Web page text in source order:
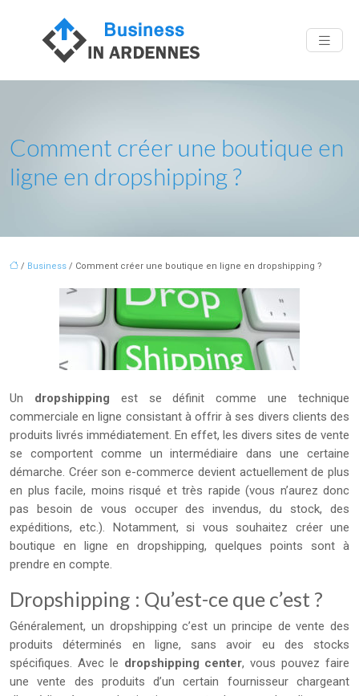
Comment créer une boutique en
ligne en dropshipping ?
/ Business / Comment créer une boutique en ligne en dropshipping ?
Un dropshipping est se définit comme une technique
commerciale en ligne consistant à offrir à ses divers clients des
produits livrés immédiatement. En effet, les divers sites de vente
se comportent comme un intermédiaire dans une certaine
démarche. Créer son e-commerce devient actuellement de plus
en plus facile, moins risqué et très rapide (vous n’aurez donc
pas besoin de vous occuper des invendus, du stock, des
expéditions, etc.). Notamment, si vous souhaitez créer une
boutique en ligne en dropshipping, quelques points sont à
prendre en compte.
Dropshipping : Qu’est-ce que c’est ?
Généralement, un dropshipping c’est un principe de vente des
produits déterminés en ligne, sans avoir eu des stocks
spécifiques. Avec le dropshipping center, vous pouvez faire
une vente des produits d’un certain fournisseur chargeant